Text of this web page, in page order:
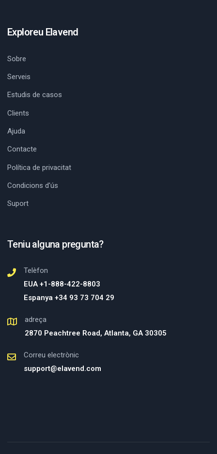
Exploreu Elavend
Sobre
Serveis
Estudis de casos
Clients
Ajuda
Contacte
Política de privacitat
Condicions d'ús
Suport
Teniu alguna pregunta?
Telèfon
EUA +1-888-422-8803
Espanya +34 93 73 704 29
adreça
2870 Peachtree Road, Atlanta, GA 30305
Correu electrònic
support@elavend.com